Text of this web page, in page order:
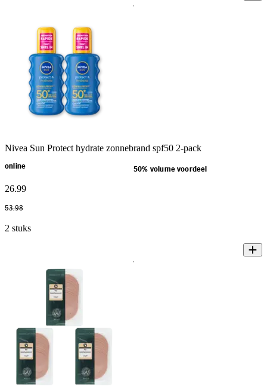
Nivea Sun Protect hydrate zonnebrand spf50 2-pack
online 50% volume voordeel
26.99
53.98
2 stuks